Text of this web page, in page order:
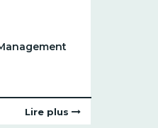
Lire plus